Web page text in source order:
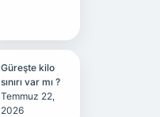
Güreşte kilo
sınırı var mı ?
Temmuz 22,
2026